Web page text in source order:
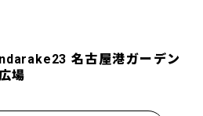
名古屋港ガーデン
場